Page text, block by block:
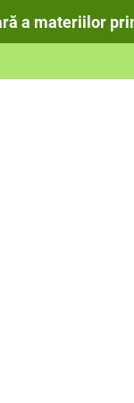
a materiilor